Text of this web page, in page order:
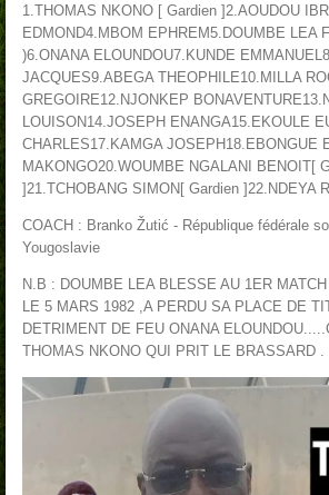
1.THOMAS NKONO [ Gardien ]2.AOUDOU
EDMOND4.MBOM EPHREM5.DOUMBE LEA
)6.ONANA ELOUNDOU7.KUNDE EMMANUEL
JACQUES9.ABEGA THEOPHILE10.MILLA
GREGOIRE12.NJONKEP BONAVENTURE
LOUISON14.JOSEPH ENANGA15.EKOULE
CHARLES17.KAMGA JOSEPH18.EBONGUE
MAKONGO20.WOUMBE NGALANI BENOIT[
]21.TCHOBANG SIMON[ Gardien ]22.NDEYA
COACH : Branko Žutić - République fédérale
Yougoslavie
N.B : DOUMBE LEA BLESSE AU 1ER
LE 5 MARS 1982 ,A PERDU SA PLACE DE
DETRIMENT DE FEU ONANA
THOMAS NKONO QUI PRIT LE BRASSARD .